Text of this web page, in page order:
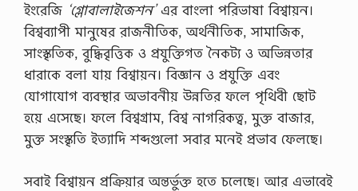
ইংরেজি ‘গ্লোবালাইজেশন’এর বাংলা পরিভাষা বিশ্বায়ন।
বিশ্বব্যাপী মানুষের রাজনীতিক, অর্থনীতিক, সামাজিক,
সাংস্কৃতিক, বুদ্ধিবৃত্তিক ও প্রযুক্তিগত নৈকট্য ও অভিন্নতার
ধারাকে বলা যায় বিশ্বায়ন। বিজ্ঞান ও প্রযুক্তি এবং
যোগাযোগ ব্যবস্থার অভাবনীয় উন্নতির ফলে পৃথিবী ছোট
হয়ে এসেছে। ফলে বিশ্বগ্রাম, বিশ্ব নাগরিকত্ব, মুক্ত বাজার,
মুক্ত সংস্কৃতি ইত্যাদি শব্দগুলো সবার মনেই প্রভাব ফেলছে।
সবাই বিশ্বায়ন প্রক্রিয়ার অন্তর্ভুক্ত হতে চলেছে। আর এভাবেই